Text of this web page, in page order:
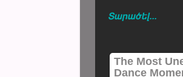
Տարածել...